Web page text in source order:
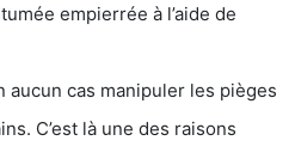
empierrée à l’aide de
aucun cas manipuler les pièges
C’est là une des raisons